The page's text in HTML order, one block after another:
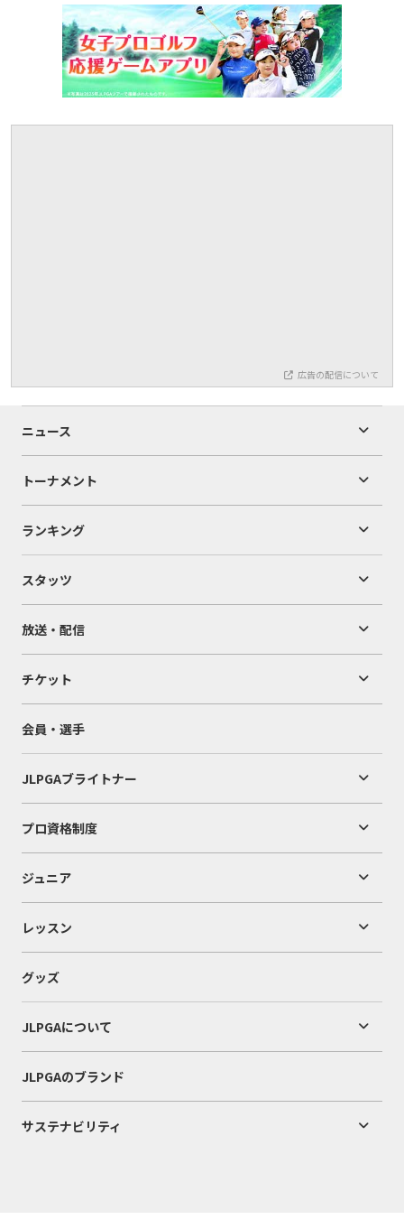
広告の配信について
ニュース
トーナメント
ランキング
スタッツ
放送・配信
チケット
会員・選手
JLPGAブライトナー
プロ資格制度
ジュニア
レッスン
グッズ
JLPGAについて
JLPGAのブランド
サステナビリティ